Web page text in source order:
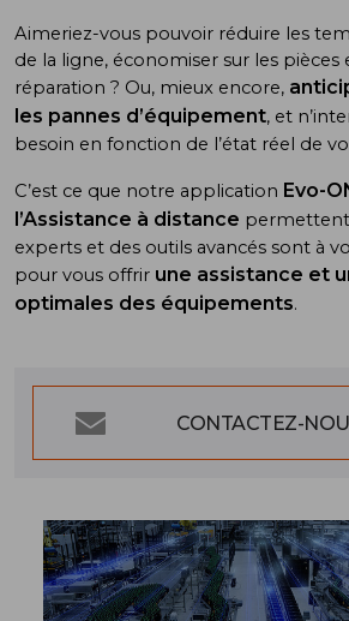
Aimeriez-vous pouvoir réduire les
de la ligne, économiser sur les pièces
réparation ? Ou, mieux encore,
les pannes d’équipement, et
besoin en fonction de l’état réel de
C’est ce que notre application Evo-
l’Assistance à distance permettent
experts et des outils avancés sont à
pour vous offrir une assistance et
optimales des équipements.
CONTACTEZ-